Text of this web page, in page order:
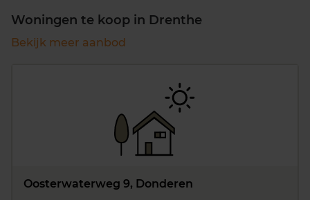
Woningen te koop in Drenthe
Bekijk meer aanbod
Oosterwaterweg 9, Donderen